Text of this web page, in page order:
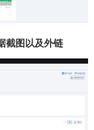
截图以及外链